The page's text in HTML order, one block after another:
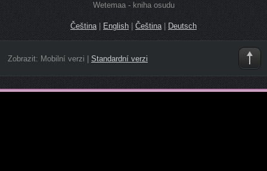
Wetemaa - kniha osudu
Čeština| English | Čeština | Deutsch
Zobrazit: Mobilní verzi Standardní verzi